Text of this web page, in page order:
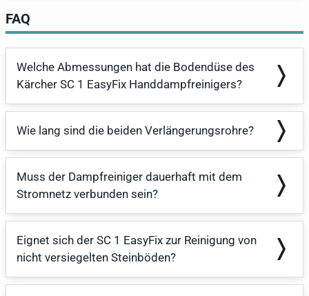
FAQ
Welche Abmessungen hat die Bodendüse des
Kärcher SC 1 EasyFix Handdampfreinigers?
Wie lang sind die beiden Verlängerungsrohre?
Muss der Dampfreiniger dauerhaft mit dem
Stromnetz verbunden sein?
Eignet sich der SC 1 EasyFix zur Reinigung von
nicht versiegelten Steinböden?